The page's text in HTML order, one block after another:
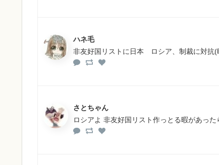
ハネ毛
非友好国リストに日本 ロシア、制裁に対抗(
さとちゃん
ロシアよ 非友好国リスト作っとる暇があっ